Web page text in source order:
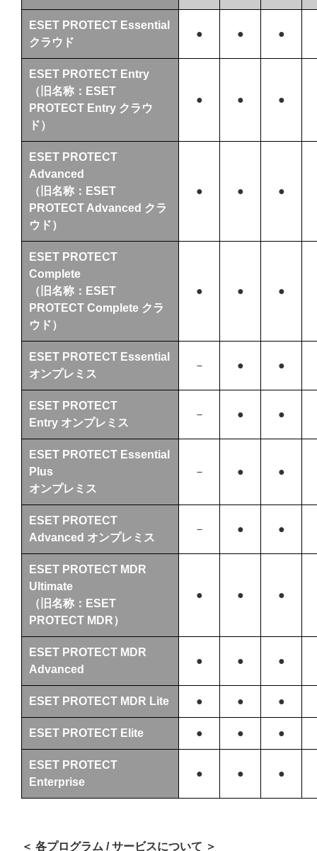
ESET PROTECT Essential
クラウド
● ● ●
ESET PROTECT Entry
（旧名称：ESET
PROTECT Entry クラウ
ド）
● ● ●
ESET PROTECT
Advanced
（旧名称：ESET
PROTECT Advanced クラ
ウド）
● ● ●
ESET PROTECT
Complete
（旧名称：ESET
PROTECT Complete クラ
ウド）
● ● ●
ESET PROTECT Essential
オンプレミス
－ ● ●
ESET PROTECT
Entry オンプレミス
－ ● ●
ESET PROTECT Essential
Plus
オンプレミス
－ ● ●
ESET PROTECT
Advanced オンプレミス
－ ● ●
ESET PROTECT MDR
Ultimate
（旧名称：ESET
PROTECT MDR）
● ● ●
ESET PROTECT MDR
Advanced
● ● ●
ESET PROTECT MDR Lite ● ● ●
ESET PROTECT Elite ● ● ●
ESET PROTECT
Enterprise
● ● ●
＜ 各プログラム / サービスについて ＞